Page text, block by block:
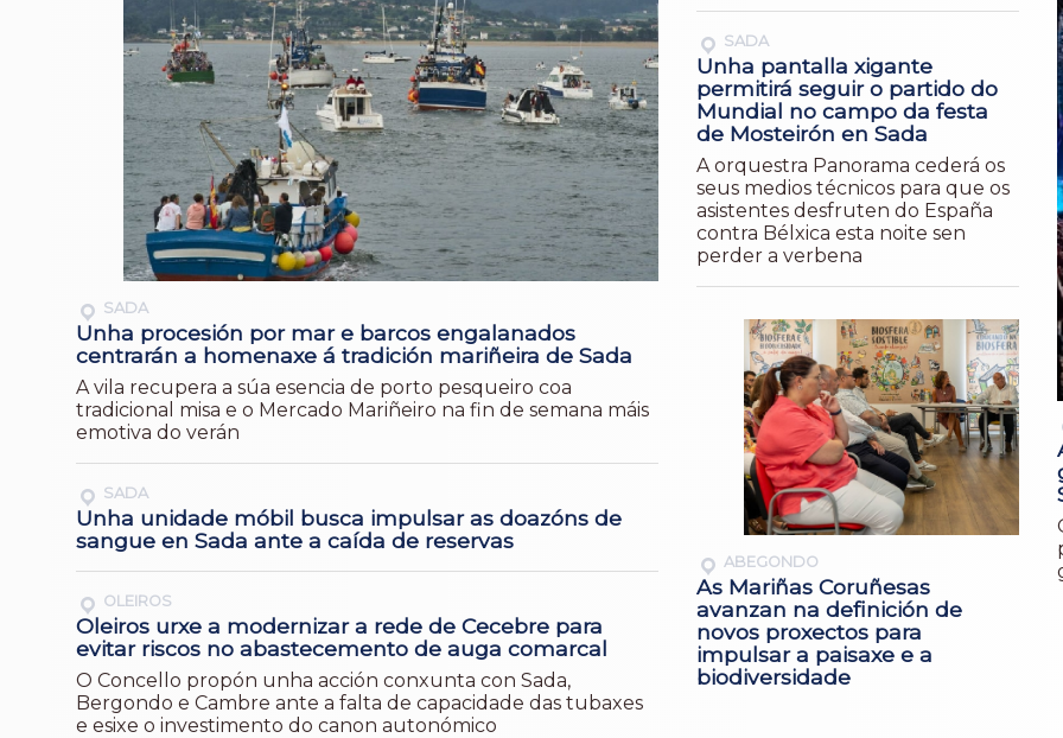
SADA
Unha procesión por mar e barcos engalanados
centrarán a homenaxe á tradición mariñeira de Sada
A vila recupera a súa esencia de porto pesqueiro coa
tradicional misa e o Mercado Mariñeiro na fin de semana máis
emotiva do verán
SADA
Unha unidade móbil busca impulsar as doazóns de
sangue en Sada ante a caída de reservas
OLEIROS
Oleiros urxe a modernizar a rede de Cecebre para
evitar riscos no abastecemento de auga comarcal
O Concello propón unha acción conxunta con Sada,
Bergondo e Cambre ante a falta de capacidade das tubaxes
e esixe o investimento do canon autonómico
SADA
Unha pantalla xigante
permitirá seguir o partido do
Mundial no campo da festa
de Mosteirón en Sada
A orquestra Panorama cederá os
seus medios técnicos para que os
asistentes desfruten do España
contra Bélxica esta noite sen
perder a verbena
ABEGONDO
As Mariñas Coruñesas
avanzan na definición de
novos proxectos para
impulsar a paisaxe e a
biodiversidade